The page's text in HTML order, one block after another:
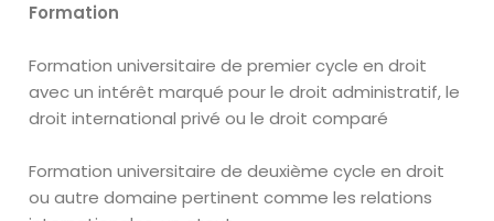
Formation
Formation universitaire de premier cycle en droit
avec un intérêt marqué pour le droit administratif, le
droit international privé ou le droit comparé
Formation universitaire de deuxième cycle en droit
ou autre domaine pertinent comme les relations